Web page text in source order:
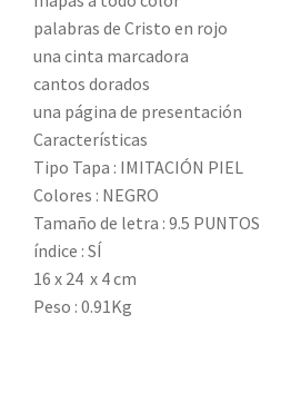
palabras de Cristo en rojo
una cinta marcadora
cantos dorados
una página de presentación
Características
Tipo Tapa : IMITACIÓN PIEL
Colores : NEGRO
Tamaño de letra : 9.5 PUNTOS
índice : SÍ
16 x 24 x 4 cm
Peso : 0.91Kg